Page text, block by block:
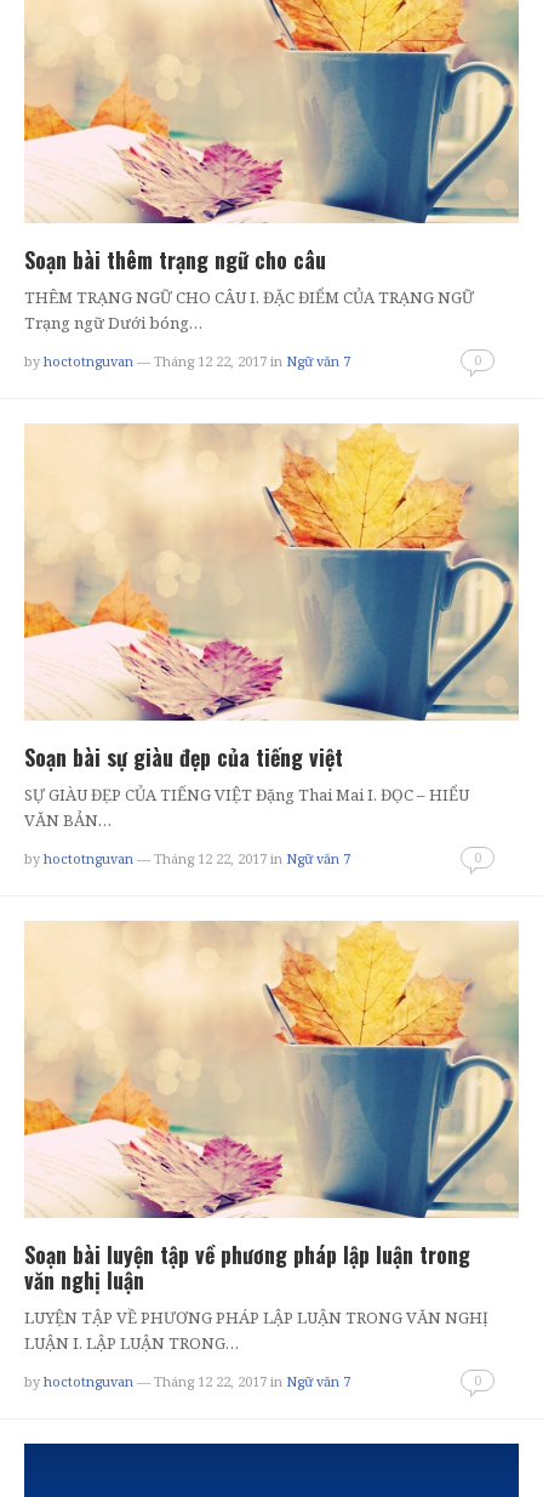
Soạn bài thêm trạng ngữ cho câu
THÊM TRẠNG NGỮ CHO CÂU I. ĐẶC ĐIỂM CỦA TRẠNG NGỮ
Trạng ngữ Dưới bóng…
by hoctotnguvan — Tháng 12 22, 2017 in Ngữ văn 7 0
Soạn bài sự giàu đẹp của tiếng việt
SỰ GIÀU ĐẸP CỦA TIẾNG VIỆT Đặng Thai Mai I. ĐỌC – HIỂU
VĂN BẢN…
by hoctotnguvan — Tháng 12 22, 2017 in Ngữ văn 7 0
Soạn bài luyện tập về phương pháp lập luận trong
văn nghị luận
LUYỆN TẬP VỀ PHƯƠNG PHÁP LẬP LUẬN TRONG VĂN NGHỊ
LUẬN I. LẬP LUẬN TRONG…
by hoctotnguvan — Tháng 12 22, 2017 in Ngữ văn 7 0